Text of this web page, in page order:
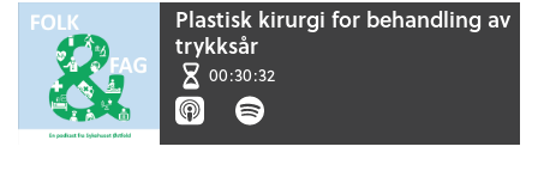
Plastisk kirurgi for behandling av
trykksår
00:30:32